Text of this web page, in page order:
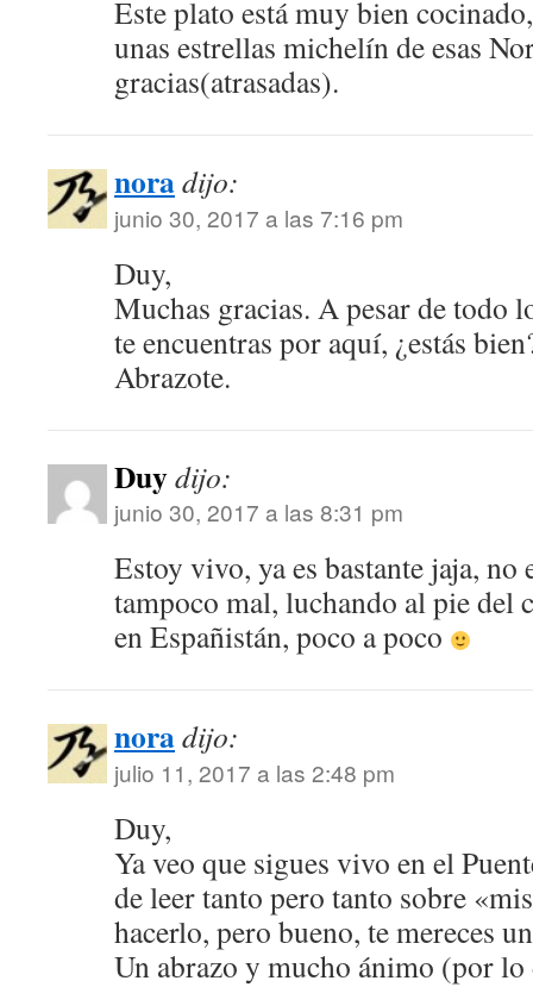
Este plato está muy bien
unas estrellas michelín de esas
gracias(atrasadas).
noradijo:
junio 30, 2017 a las 7:16 pm
Duy,
Muchas gracias. A pesar de todo
te encuentras por aquí, ¿estás
Abrazote.
Duydijo:
junio 30, 2017 a las 8:31 pm
Estoy vivo, ya es bastante jaja, no
tampoco mal, luchando al pie del
en Españistán, poco a poco
noradijo:
julio 11, 2017 a las 2:48 pm
Duy,
Ya veo que sigues vivo en el
de leer tanto pero tanto sobre
hacerlo, pero bueno, te mereces
Un abrazo y mucho ánimo (por lo